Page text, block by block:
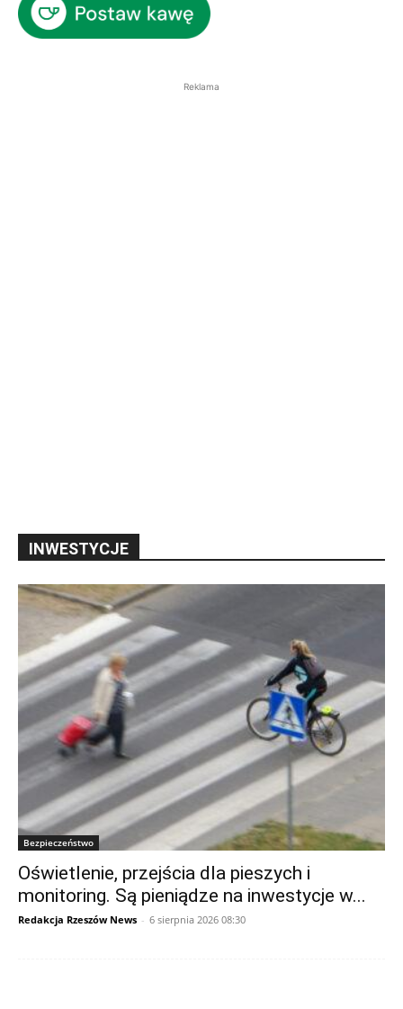
Reklama
INWESTYCJE
Bezpieczeństwo
Oświetlenie, przejścia dla pieszych i
monitoring. Są pieniądze na inwestycje w...
Redakcja Rzeszów News - 6 sierpnia 2026 08:30